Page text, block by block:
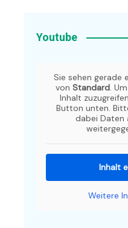
Youtube
Sie sehen gerade
von Standard.
Inhalt
Button unten.
dabei Daten
Inhalt
Weitere